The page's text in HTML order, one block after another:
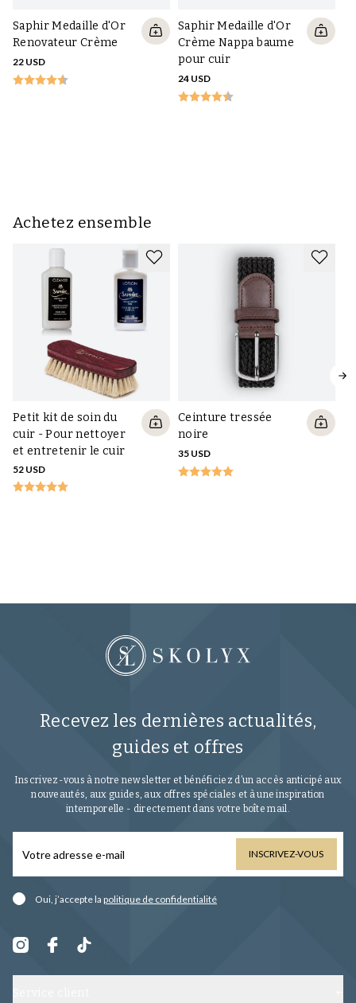
Saphir Medaille d'Or
Renovateur Crème
22 USD
Saphir Medaille d'Or
Crème Nappa baume
pour cuir
24 USD
Achetez ensemble
Petit kit de soin du
cuir - Pour nettoyer
et entretenir le cuir
52 USD
Ceinture tressée
noire
35 USD
Recevez les dernières actualités,
guides et offres
Inscrivez-vous à notre newsletter et bénéficiez d’un accès anticipé aux
nouveautés, aux guides, aux offres spéciales et à une inspiration
intemporelle - directement dans votre boîte mail.
INSCRIVEZ-VOUS
Oui, j’accepte la politique de confidentialité